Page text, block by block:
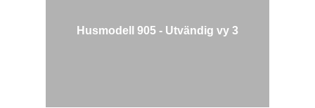
Husmodell 905 - Utvändig vy 3